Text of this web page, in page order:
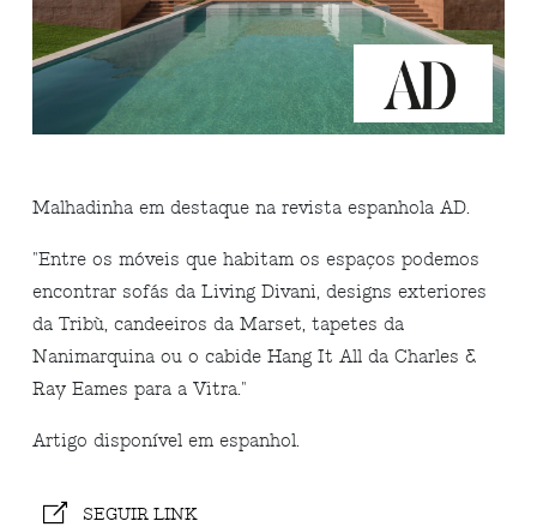
Malhadinha em destaque na revista espanhola AD.
"Entre os móveis que habitam os espaços podemos
encontrar sofás da Living Divani, designs exteriores
da Tribù, candeeiros da Marset, tapetes da
Nanimarquina ou o cabide Hang It All da Charles &
Ray Eames para a Vitra."
Artigo disponível em espanhol.
SEGUIR LINK